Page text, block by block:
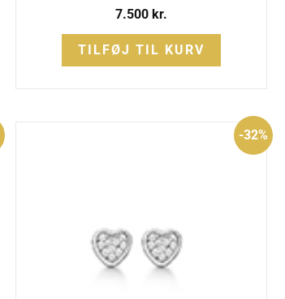
7.500 kr.
TILFØJ TIL KURV
-32%
aktuelle